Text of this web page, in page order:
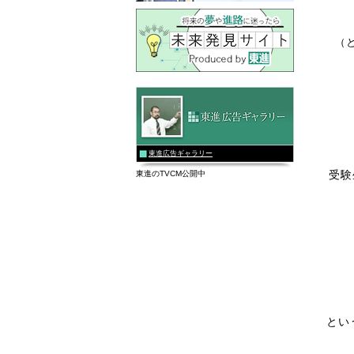
（
受
とい
東進広告ギャラリー
東進のTVCM公開中